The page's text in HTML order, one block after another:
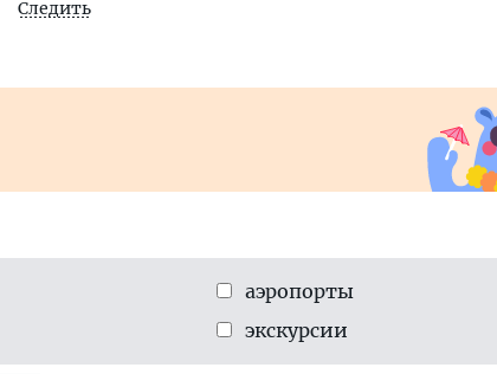
Следить
аэропорты
экскурсии